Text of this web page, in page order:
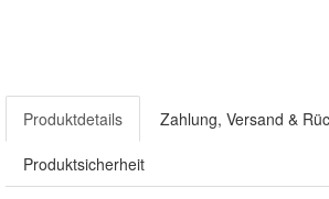
Produktdetails Zahlung, Versand &
Produktsicherheit